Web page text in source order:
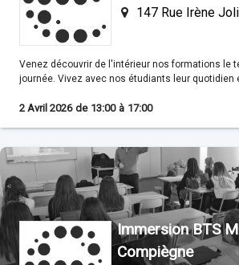
147 Rue Irène
Venez découvrir de l'intérieur nos formations le
journée. Vivez avec nos étudiants leur quotidien en cours pour vous
2 Avril 2026 de 13:00 à 17:00
Immersion BTS
Compiègne